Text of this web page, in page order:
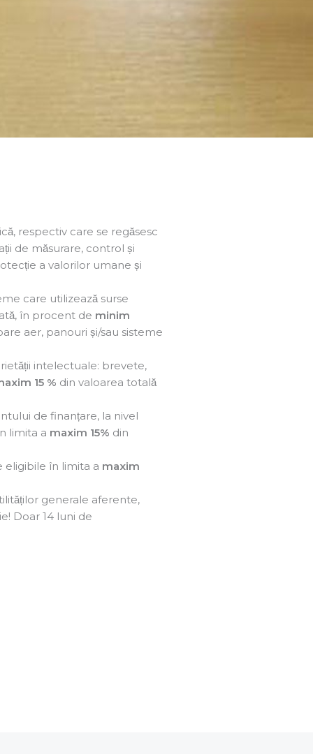
respectiv care se regăsesc
de măsurare, control și
a valorilor umane și
care utilizează surse
în procent de minim
aer, panouri și/sau sisteme
intelectuale: brevete,
15 % din valoarea totală
de finanțare, la nivel
limita a maxim 15% din
eligibile în limita a maxim
generale aferente,
Doar 14 luni de